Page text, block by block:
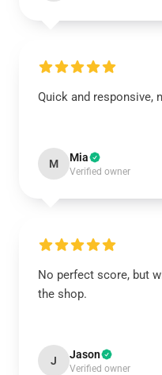
Quick and responsive,
M Mia
Verified owner
No perfect score, but
the shop.
J Jason
Verified owner